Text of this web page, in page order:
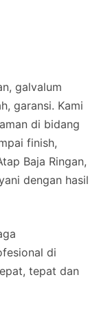
galvalum
garansi. Kami
di bidang
finish,
Baja Ringan,
dengan hasil
di
tepat dan